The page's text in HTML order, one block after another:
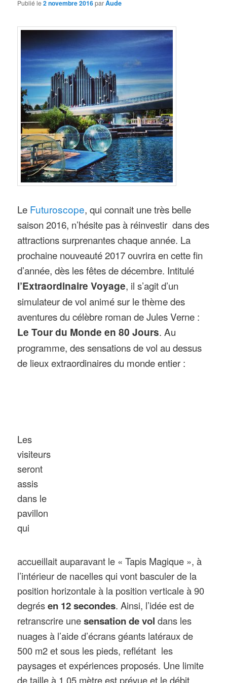
Publié le2 novembre 2016parAude
Le Futuroscope, qui connait une très belle
saison 2016, n’hésite pas à réinvestir dans des
attractions surprenantes chaque année. La
prochaine nouveauté 2017 ouvrira en cette fin
d’année, dès les fêtes de décembre. Intitulé
l’Extraordinaire Voyage, il s’agit d’un
simulateur de vol animé sur le thème des
aventures du célèbre roman de Jules Verne :
Le Tour du Monde en 80 Jours. Au
programme, des sensations de vol au dessus
de lieux extraordinaires du monde entier :
Les
visiteurs
seront
assis
dans le
pavillon
qui
accueillait auparavant le « Tapis Magique », à
l’intérieur de nacelles qui vont basculer de la
position horizontale à la position verticale à 90
degrésen 12 secondes. Ainsi, l’idée est de
retranscrire unesensation de vol dans les
nuages à l’aide d’écrans géants latéraux de
500 m2 et sous les pieds, reflétant les
paysages et expériences proposés. Une limite
de taille à 1,05 mètre est prévue et le débit